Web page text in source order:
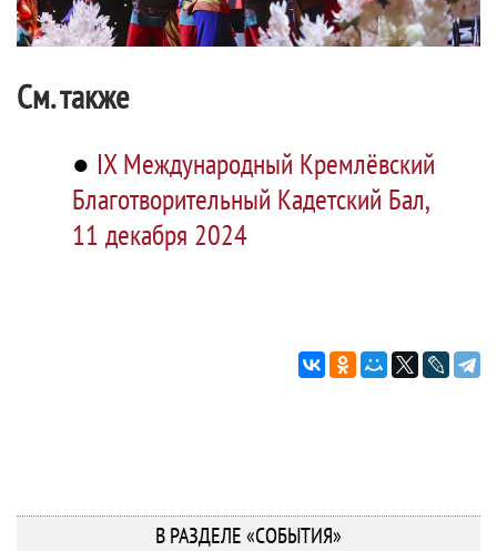
См. также
● IX Международный Кремлёвский
Благотворительный Кадетский Бал,
11 декабря 2024
В РАЗДЕЛЕ «СОБЫТИЯ»